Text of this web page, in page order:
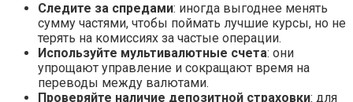
Следите за спредами: иногда выгоднее менять
сумму частями, чтобы поймать лучшие курсы, но не
терять на комиссиях за частые операции.
Используйте мультивалютные счета: они
упрощают управление и сокращают время на
переводы между валютами.
Проверяйте наличие депозитной страховки: для